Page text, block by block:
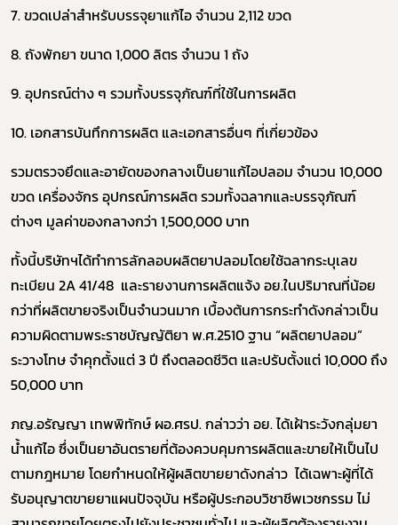
7. ขวดเปล่าสำหรับบรรจุยาแก้ไอ จำนวน 2,112 ขวด
8. ถังพักยา ขนาด 1,000 ลิตร จำนวน 1 ถัง
9. อุปกรณ์ต่าง ๆ รวมทั้งบรรจุภัณฑ์ที่ใช้ในการผลิต
10. เอกสารบันทึกการผลิต และเอกสารอื่นๆ ที่เกี่ยวข้อง
รวมตรวจยึดและอายัดของกลางเป็นยาแก้ไอปลอม จำนวน 10,000
ขวด เครื่องจักร อุปกรณ์การผลิต รวมทั้งฉลากและบรรจุภัณฑ์
ต่างๆ มูลค่าของกลางกว่า 1,500,000 บาท
ทั้งนี้บริษัทฯได้ทำการลักลอบผลิตยาปลอมโดยใช้ฉลากระบุเลข
ทะเบียน 2A 41/48 และรายงานการผลิตแจ้ง อย.ในปริมาณที่น้อย
กว่าที่ผลิตขายจริงเป็นจำนวนมาก เบื้องต้นการกระทำดังกล่าวเป็น
ความผิดตามพระราชบัญญัติยา พ.ศ.2510 ฐาน “ผลิตยาปลอม”
ระวางโทษ จำคุกตั้งแต่ 3 ปี ถึงตลอดชีวิต และปรับตั้งแต่ 10,000 ถึง
50,000 บาท
ภญ.อรัญญา เทพพิทักษ์ ผอ.ศรป. กล่าวว่า อย. ได้เฝ้าระวังกลุ่มยา
น้ำแก้ไอ ซึ่งเป็นยาอันตรายที่ต้องควบคุมการผลิตและขายให้เป็นไป
ตามกฎหมาย โดยกำหนดให้ผู้ผลิตขายยาดังกล่าว ได้เฉพาะผู้ที่ได้
รับอนุญาตขายยาแผนปัจจุบัน หรือผู้ประกอบวิชาชีพเวชกรรม ไม่